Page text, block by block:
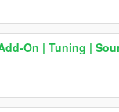
On | Tuning |